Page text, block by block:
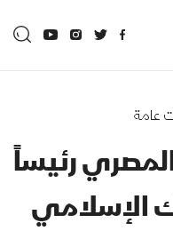
عامة
رئيساً
الإسلامي